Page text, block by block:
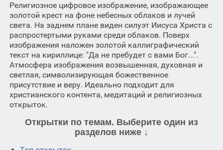
Религиозное цифровое изображение, изображающее
золотой крест на фоне небесных облаков и лучей
света. На заднем плане виден силуэт Иисуса Христа с
распростертыми руками среди облаков. Поверх
изображения наложен золотой каллиграфический
текст на кириллице: "Да не пребудет с вами Бог...".
Атмосфера изображения возвышенная, духовная и
светлая, символизирующая божественное
присутствие и веру. Идеально подходит для
христианского контента, медитаций и религиозных
открыток.
Открытки по темам. Выберите один из
разделов ниже ↓